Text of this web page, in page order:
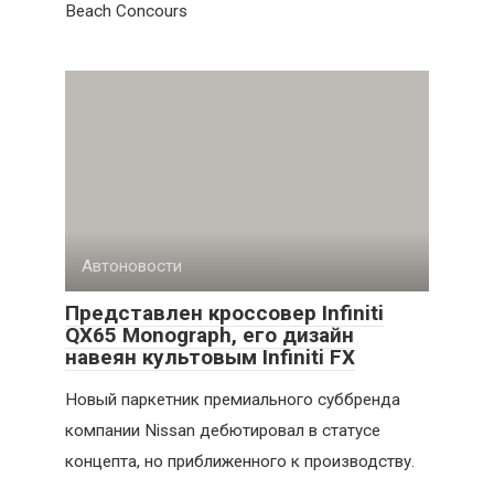
Beach Concours
Автоновости
Представлен кроссовер Infiniti
QX65 Monograph, его дизайн
навеян культовым Infiniti FX
Новый паркетник премиального суббренда
компании Nissan дебютировал в статусе
концепта, но приближенного к производству.